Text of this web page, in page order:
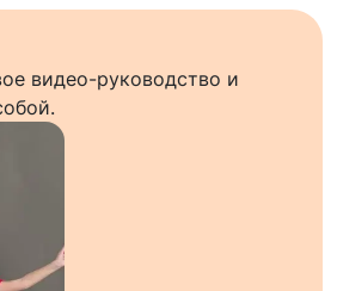
видео-руководство и